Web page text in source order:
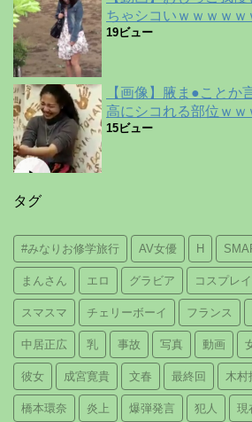
ちゃシコいｗｗｗｗｗ
19ビュー
【画像】腋ま●ことか
高にシコれる部位ｗｗ
15ビュー
タグ
#みなりお修学旅行 AV女優 H
まんさん エロ グラビア コスプレ
スマスマ チェリーボーイ フランス
中居正広 乳 事故 写真 動画
彼女 成宮寛貴 文春 最終回 木村
橋本環奈 炎上 爆弾発言 犯人 現